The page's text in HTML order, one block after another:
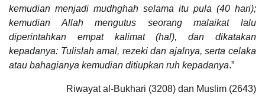
kemudian menjadi mudhghah selama itu pula (40 hari);
kemudian Allah mengutus seorang malaikat lalu
diperintahkan empat kalimat (hal), dan dikatakan
kepadanya: Tulislah amal, rezeki dan ajalnya, serta celaka
atau bahagianya kemudian ditiupkan ruh kepadanya.”
Riwayat al-Bukhari (3208) dan Muslim (2643)